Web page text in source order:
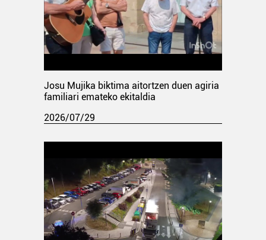
Josu Mujika biktima aitortzen duen agiria
familiari emateko ekitaldia
2026/07/29